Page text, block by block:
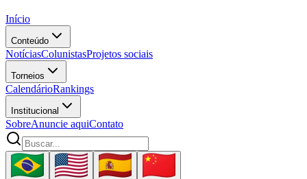
Início
Conteúdo
NotíciasColunistasProjetos sociais
Torneios
CalendárioRankings
Institucional
SobreAnuncie aquiContato